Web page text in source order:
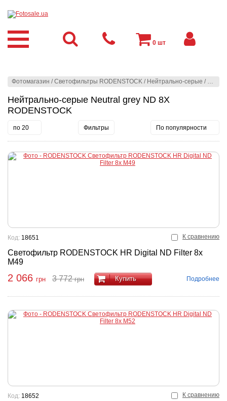
Фотомагазин /Светофильтры RODENSTOCK / Нейтрально-серые /
Нейтрально-серые Neutral grey ND 8X
RODENSTOCK
по 20 Фильтры По популярности
К сравнению
Светофильтр RODENSTOCK HR Digital ND Filter 8x
M49
Код: 18651
2 066 грн 3 772грн Купить Подробнее
К сравнению
Код: 18652
0 шт